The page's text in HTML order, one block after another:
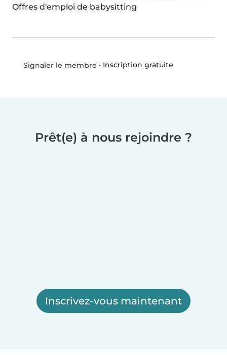
Offres d'emploi de babysitting
Signaler le membre • Inscription gratuite
Prêt(e) à nous rejoindre ?
Inscrivez-vous maintenant